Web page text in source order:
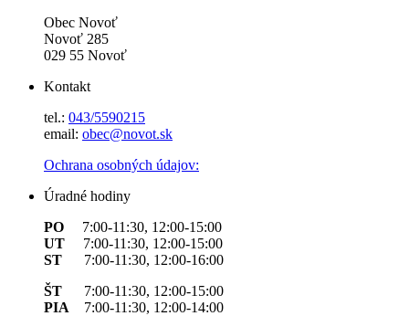
Obec Novoť
Novoť 285
029 55 Novoť
Kontakt
tel.: 043/5590215
email: obec@novot.sk
Ochrana osobných údajov:
Úradné hodiny
PO 7:00-11:30, 12:00-15:00
UT 7:00-11:30, 12:00-15:00
ST 7:00-11:30, 12:00-16:00
ŠT 7:00-11:30, 12:00-15:00
PIA 7:00-11:30, 12:00-14:00